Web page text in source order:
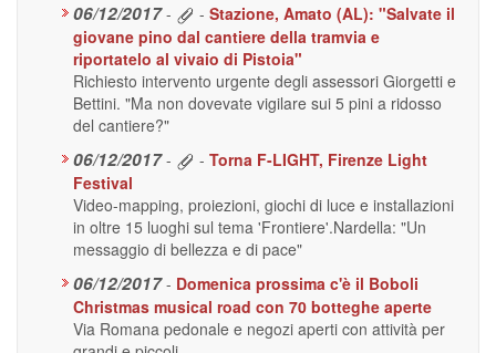
06/12/2017 - - Stazione, Amato (AL): "Salvate il
giovane pino dal cantiere della tramvia e
riportatelo al vivaio di Pistoia"
Richiesto intervento urgente degli assessori Giorgetti e
Bettini. "Ma non dovevate vigilare sui 5 pini a ridosso
del cantiere?"
06/12/2017 - - Torna F-LIGHT, Firenze Light
Festival
Video-mapping, proiezioni, giochi di luce e installazioni
in oltre 15 luoghi sul tema 'Frontiere'.Nardella: "Un
messaggio di bellezza e di pace"
06/12/2017 - Domenica prossima c'è il Boboli
Christmas musical road con 70 botteghe aperte
Via Romana pedonale e negozi aperti con attività per